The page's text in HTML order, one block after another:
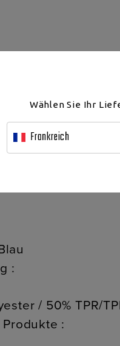
:
/ 50% TPR/
:
Wählen Sie Ihr
Frankreich